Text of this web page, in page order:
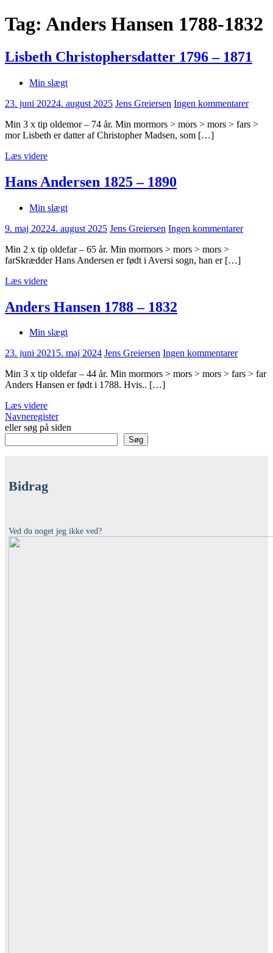
Tag: Anders Hansen 1788-1832
Lisbeth Christophersdatter 1796 – 1871
Min slægt
23. juni 20224. august 2025 Jens Greiersen Ingen kommentarer
Min 3 x tip oldemor – 74 år. Min mormors > mors > mors > fars >
mor Lisbeth er datter af Christopher Madsen, som […]
Læs videre
Hans Andersen 1825 – 1890
Min slægt
9. maj 20224. august 2025 Jens Greiersen Ingen kommentarer
Min 2 x tip oldefar – 65 år. Min mormors > mors > mors >
farSkrædder Hans Andersen er født i Aversi sogn, han er […]
Læs videre
Anders Hansen 1788 – 1832
Min slægt
23. juni 20215. maj 2024 Jens Greiersen Ingen kommentarer
Min 3 x tip oldefar – 44 år. Min mormors > mors > mors > fars > far
Anders Hansen er født i 1788. Hvis.. […]
Læs videre
Navneregister
eller søg på siden
Søg
Bidrag
Ved du noget jeg ikke ved?